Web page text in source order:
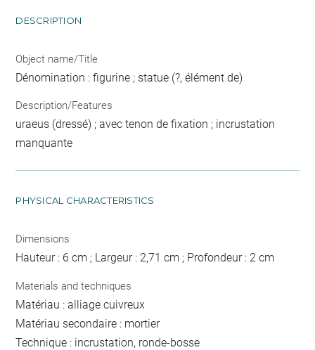
DESCRIPTION
Object name/Title
Dénomination : figurine ; statue (?, élément de)
Description/Features
uraeus (dressé) ; avec tenon de fixation ; incrustation
manquante
PHYSICAL CHARACTERISTICS
Dimensions
Hauteur : 6 cm ; Largeur : 2,71 cm ; Profondeur : 2 cm
Materials and techniques
Matériau : alliage cuivreux
Matériau secondaire : mortier
Technique : incrustation, ronde-bosse